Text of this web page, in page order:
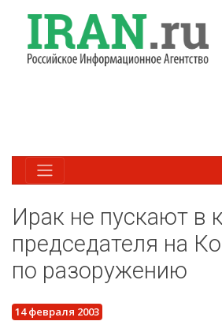
Ирак не пускают в
председателя на
по разоружению
14 февраля 2003